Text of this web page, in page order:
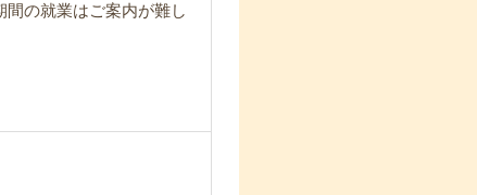
の就業はご案内が難し